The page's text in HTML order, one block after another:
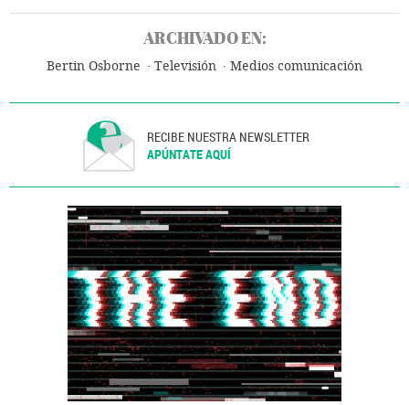
ARCHIVADO EN:
Bertin Osborne Televisión Medios comunicación
RECIBE NUESTRA NEWSLETTER
APÚNTATE AQUÍ